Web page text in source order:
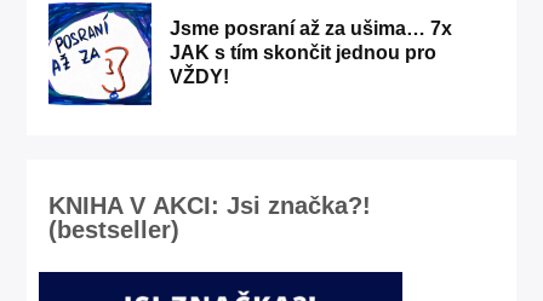
Jsme posraní až za ušima… 7x
JAK s tím skončit jednou pro
VŽDY!
KNIHA V AKCI: Jsi značka?!
(bestseller)